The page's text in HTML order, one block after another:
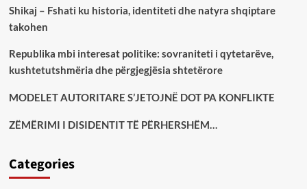
Shikaj – Fshati ku historia, identiteti dhe natyra shqiptare
takohen
Republika mbi interesat politike: sovraniteti i qytetarëve,
kushtetutshmëria dhe përgjegjësia shtetërore
MODELET AUTORITARE S’JETOJNË DOT PA KONFLIKTE
ZËMËRIMI I DISIDENTIT TË PËRHERSHËM…
Categories